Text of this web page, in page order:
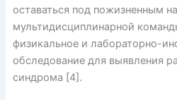
оставаться под пожизненным
мультидисциплинарной
физикальное и лабораторно-
обследование для выявления
синдрома [4].